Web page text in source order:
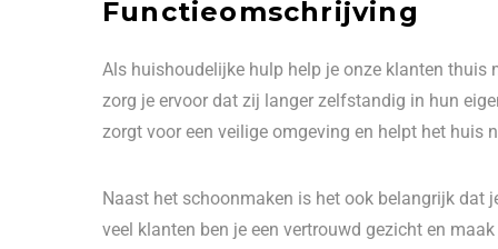
Functieomschrijving
Als huishoudelijke hulp help je onze klanten
zorg je ervoor dat zij langer zelfstandig in hun
zorgt voor een veilige omgeving en helpt het huis
Naast het schoonmaken is het ook belangrijk dat
veel klanten ben je een vertrouwd gezicht en